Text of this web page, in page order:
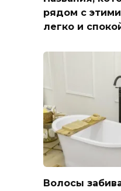
рядом с
легко и
Волосы